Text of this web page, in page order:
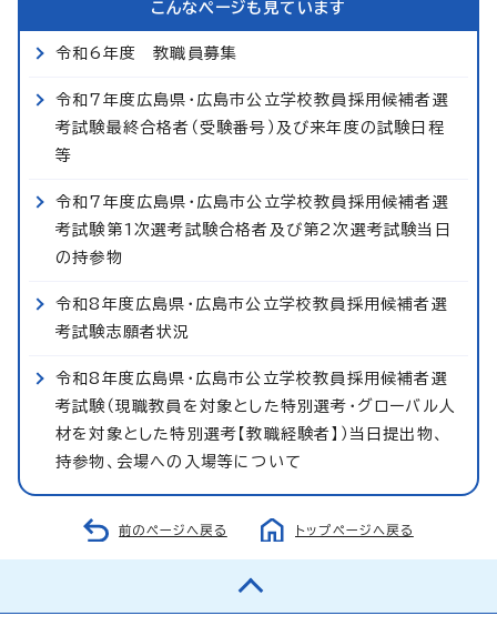
こんなページも見ています
令和6年度 教職員募集
令和7年度広島県・広島市公立学校教員採用候補者選
考試験最終合格者（受験番号）及び来年度の試験日程
等
令和7年度広島県・広島市公立学校教員採用候補者選
考試験第1次選考試験合格者及び第2次選考試験当日
の持参物
令和8年度広島県・広島市公立学校教員採用候補者選
考試験志願者状況
令和8年度広島県・広島市公立学校教員採用候補者選
考試験（現職教員を対象とした特別選考・グローバル人
材を対象とした特別選考【教職経験者】）当日提出物、
持参物、会場への入場等について
前のページへ戻る トップページへ戻る